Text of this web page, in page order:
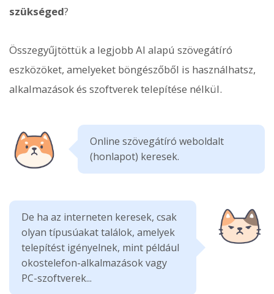
szükséged?
Összegyűjtöttük a legjobb AI alapú szövegátíró
eszközöket, amelyeket böngészőből is használhatsz,
alkalmazások és szoftverek telepítése nélkül.
Online szövegátíró weboldalt
(honlapot) keresek.
De ha az interneten keresek, csak
olyan típusúakat találok, amelyek
telepítést igényelnek, mint például
okostelefon-alkalmazások vagy
PC-szoftverek...